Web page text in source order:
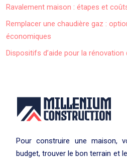
Ravalement maison : étapes et
Remplacer une chaudière gaz :
économiques
Dispositifs d’aide pour la
Pour construire une maison,
budget, trouver le bon terrain et